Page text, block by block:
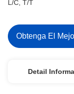
L/C, T/T
Obtenga El
Detail